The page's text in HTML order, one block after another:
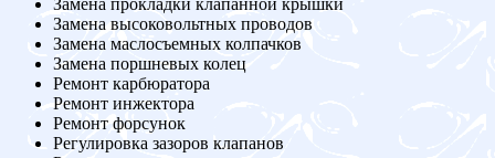
Замена прокладки клапанной крышки
Замена высоковольтных проводов
Замена маслосъемных колпачков
Замена поршневых колец
Ремонт карбюратора
Ремонт инжектора
Ремонт форсунок
Регулировка зазоров клапанов